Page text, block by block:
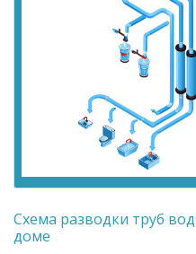
Схема разводки труб
доме